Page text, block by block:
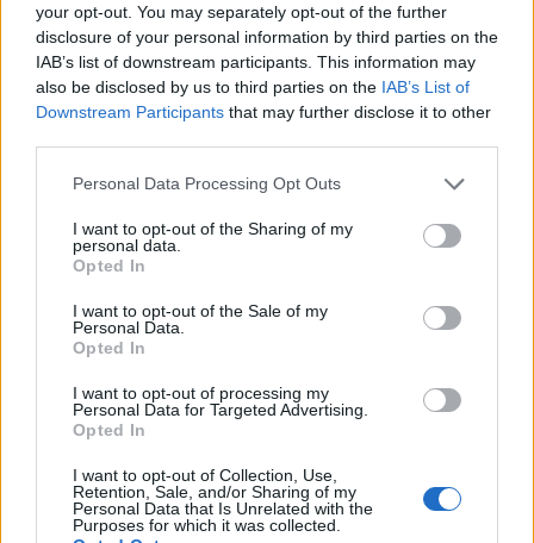
your opt-out. You may separately opt-out of the further
disclosure of your personal information by third parties on the
IAB’s list of downstream participants. This information may
also be disclosed by us to third parties on the IAB’s List of
Downstream Participants that may further disclose it to other
Personal Data Processing Opt Outs
I want to opt-out of the Sharing of my
personal data.
Opted In
I want to opt-out of the Sale of my
Personal Data.
Opted In
I want to opt-out of processing my
Personal Data for Targeted Advertising.
Opted In
I want to opt-out of Collection, Use,
Retention, Sale, and/or Sharing of my
Personal Data that Is Unrelated with the
Purposes for which it was collected.
Ένα σχολείο ανοιχτό στην κοινωνία και τις
αξίες
Η δράση του 3ου Γυμνασίου Μυτιλήνης ανέδειξε
τον ευρύτερο ρόλο που μπορεί να διαδραματίσει
το σχολείο ως χώρος κοινωνικής ευαισθητοποίησης,
Μέσα από τη συνεργασία εκπαιδευτικών,
αποδείχθηκε πως μικρές αλλά ουσιαστικές
πρωτοβουλίες μπορούν να συμβάλουν στην
στον άνθρωπο, τα ζώα και το κοινωνικό σύνολο.
Δήμο Μυτιλήνης, τη φιλοζωική οργάνωση
«Κιβωτός» και όλους όσοι στήριξαν έμπρακτα την